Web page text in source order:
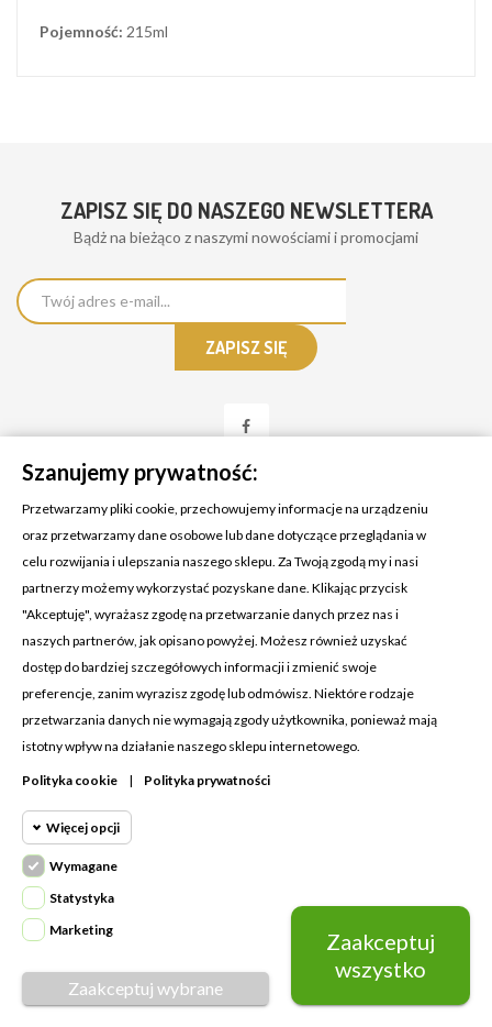
Pojemność: 215ml
ZAPISZ SIĘ DO NASZEGO NEWSLETTERA
Bądż na bieżąco z naszymi nowościami i promocjami
KONTAKT Z NAMI
Adres:
Cosmetic4car
Budzisz 73A
39-200 Dębica
Dominik:
Klaudia: +48 730634730
MOJE KONTO
PRODUKTY
NASZA FIRMA
Napisz do nas
Szanujemy prywatność:
Przetwarzamy pliki cookie, przechowujemy informacje na urządzeniu
oraz przetwarzamy dane osobowe lub dane dotyczące przeglądania w
celu rozwijania i ulepszania naszego sklepu. Za Twoją zgodą my i nasi
partnerzy możemy wykorzystać pozyskane dane. Klikając przycisk
"Akceptuję", wyrażasz zgodę na przetwarzanie danych przez nas i
naszych partnerów, jak opisano powyżej. Możesz również uzyskać
dostęp do bardziej szczegółowych informacji i zmienić swoje
preferencje, zanim wyrazisz zgodę lub odmówisz. Niektóre rodzaje
przetwarzania danych nie wymagają zgody użytkownika, ponieważ mają
istotny wpływ na działanie naszego sklepu internetowego.
Polityka cookie | Polityka prywatności
Więcej opcji
Wymagane
Wymagane pliki cookie oraz cookie
HttpOnly. Pliki cookie wymagane do
przeglądania witryny i korzystania z jej
podstawowych funkcji. Te pliki cookie
Cookie
Cookie
Wymagane
Statystyka
Marketing
Zaakceptuj wybrane
Zaakceptuj
wszystko
© Copyright 2026 Cosmetic4car | Wykonanie:Grupago